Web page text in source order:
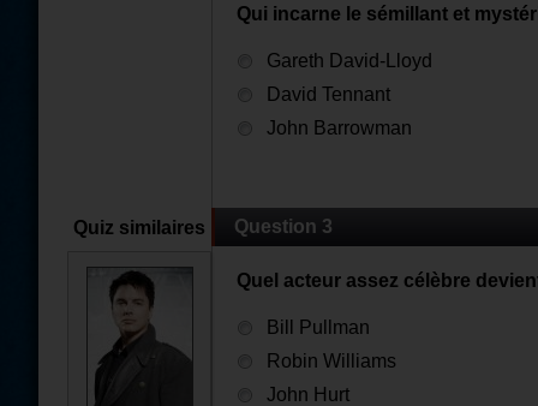
Quiz similaires
Qui incarne le sémillant et
Gareth David-Lloyd
David Tennant
John Barrowman
Question 3
Quel acteur assez célèbre
Bill Pullman
Robin Williams
John Hurt